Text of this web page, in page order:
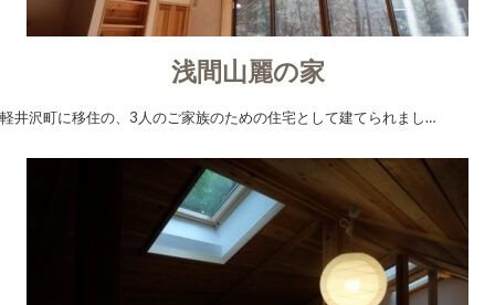
浅間山麗の家
軽井沢町に移住の、3人のご家族のための住宅として建てられまし…